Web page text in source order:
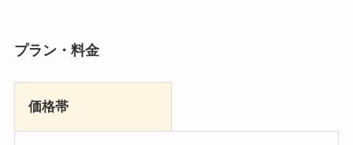
プラン・料金
価格帯